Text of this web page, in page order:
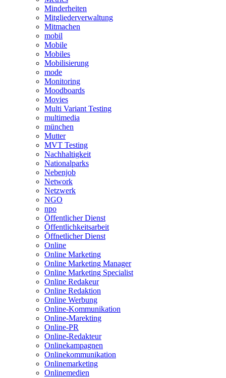
Minderheiten
Mitgliederverwaltung
Mitmachen
mobil
Mobile
Mobiles
Mobilisierung
mode
Monitoring
Moodboards
Movies
Multi Variant Testing
multimedia
münchen
Mutter
MVT Testing
Nachhaltigkeit
Nationalparks
Nebenjob
Network
Netzwerk
NGO
npo
Öffentlicher Dienst
Öffentlichkeitsarbeit
Öffnetlicher Dienst
Online
Online Marketing
Online Marketing Manager
Online Marketing Specialist
Online Redakeur
Online Redaktion
Online Werbung
Online-Kommunikation
Online-Marekting
Online-PR
Online-Redakteur
Onlinekampagnen
Onlinekommunikation
Onlinemarketing
Onlinemedien